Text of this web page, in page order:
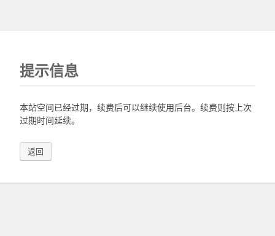
提示信息
本站空间已经过期，续费后可以继续使用后台。续费则按上次
过期时间延续。
返回